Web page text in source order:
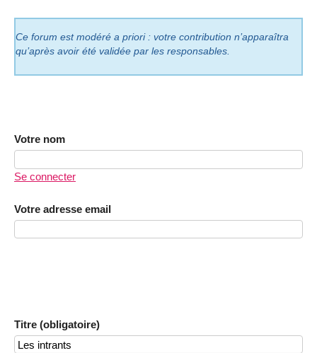
Ce forum est modéré a priori : votre contribution n’apparaîtra
qu’après avoir été validée par les responsables.
Votre nom
Se connecter
Votre adresse email
Titre (obligatoire)